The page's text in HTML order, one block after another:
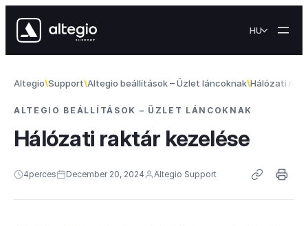
HU
Altegio Support Altegio beállítások – Üzlet láncoknak Hálózati
ALTEGIO BEÁLLÍTÁSOK – ÜZLET LÁNCOKNAK
Hálózati raktár kezelése
4perces December 20, 2024 Altegio Support